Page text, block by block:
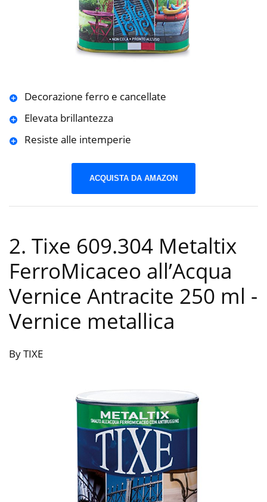
Decorazione ferro e cancellate
Elevata brillantezza
Resiste alle intemperie
ACQUISTA DA AMAZON
2. Tixe 609.304 Metaltix
FerroMicaceo all’Acqua
Vernice Antracite 250 ml -
Vernice metallica
By TIXE